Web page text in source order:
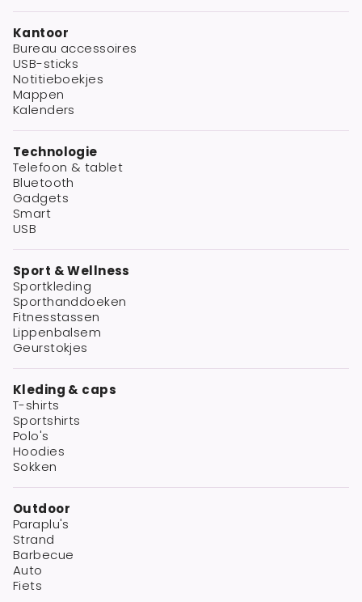
Kantoor
Bureau accessoires
USB-sticks
Notitieboekjes
Mappen
Kalenders
Technologie
Telefoon & tablet
Bluetooth
Gadgets
Smart
USB
Sport & Wellness
Sportkleding
Sporthanddoeken
Fitnesstassen
Lippenbalsem
Geurstokjes
Kleding & caps
T-shirts
Sportshirts
Polo's
Hoodies
Sokken
Outdoor
Paraplu's
Strand
Barbecue
Auto
Fiets